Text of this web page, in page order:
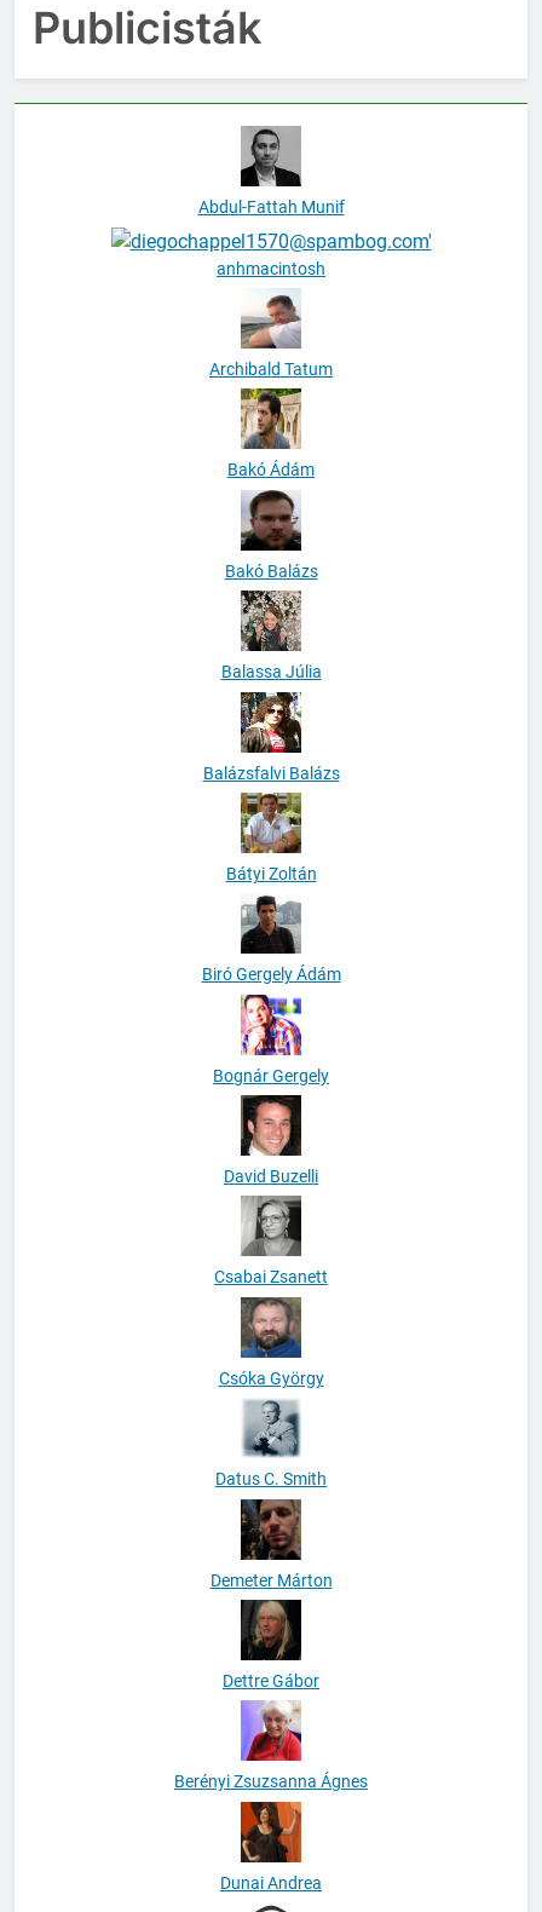
Publicisták
Abdul-Fattah Munif
anhmacintosh
Archibald Tatum
Bakó Ádám
Bakó Balázs
Balassa Júlia
Balázsfalvi Balázs
Bátyi Zoltán
Biró Gergely Ádám
Bognár Gergely
David Buzelli
Csabai Zsanett
Csóka György
Datus C. Smith
Demeter Márton
Dettre Gábor
Berényi Zsuzsanna Ágnes
Dunai Andrea